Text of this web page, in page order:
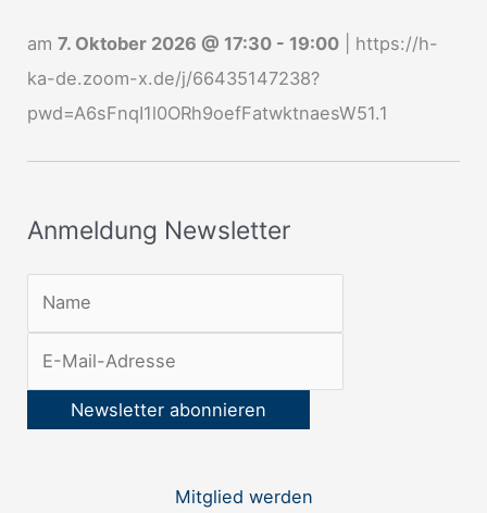
am7. Oktober 2026 @ 17:30 - 19:00
https://h-
ka-de.zoom-x.de/j/66435147238?
pwd=A6sFnqI1l0ORh9oefFatwktnaesW51.1
Anmeldung Newsletter
w
t
e
Mitglied werden